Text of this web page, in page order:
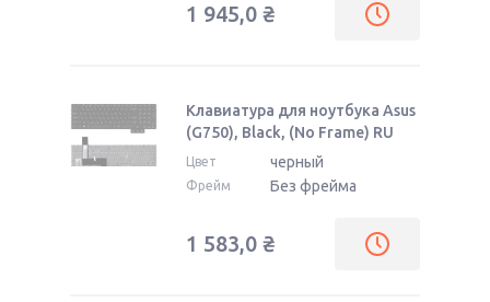
1 945,0 ₴
Клавиатура для ноутбука Asus
(G750), Black, (No Frame) RU
Цвет черный
Фрейм Без фрейма
1 583,0 ₴